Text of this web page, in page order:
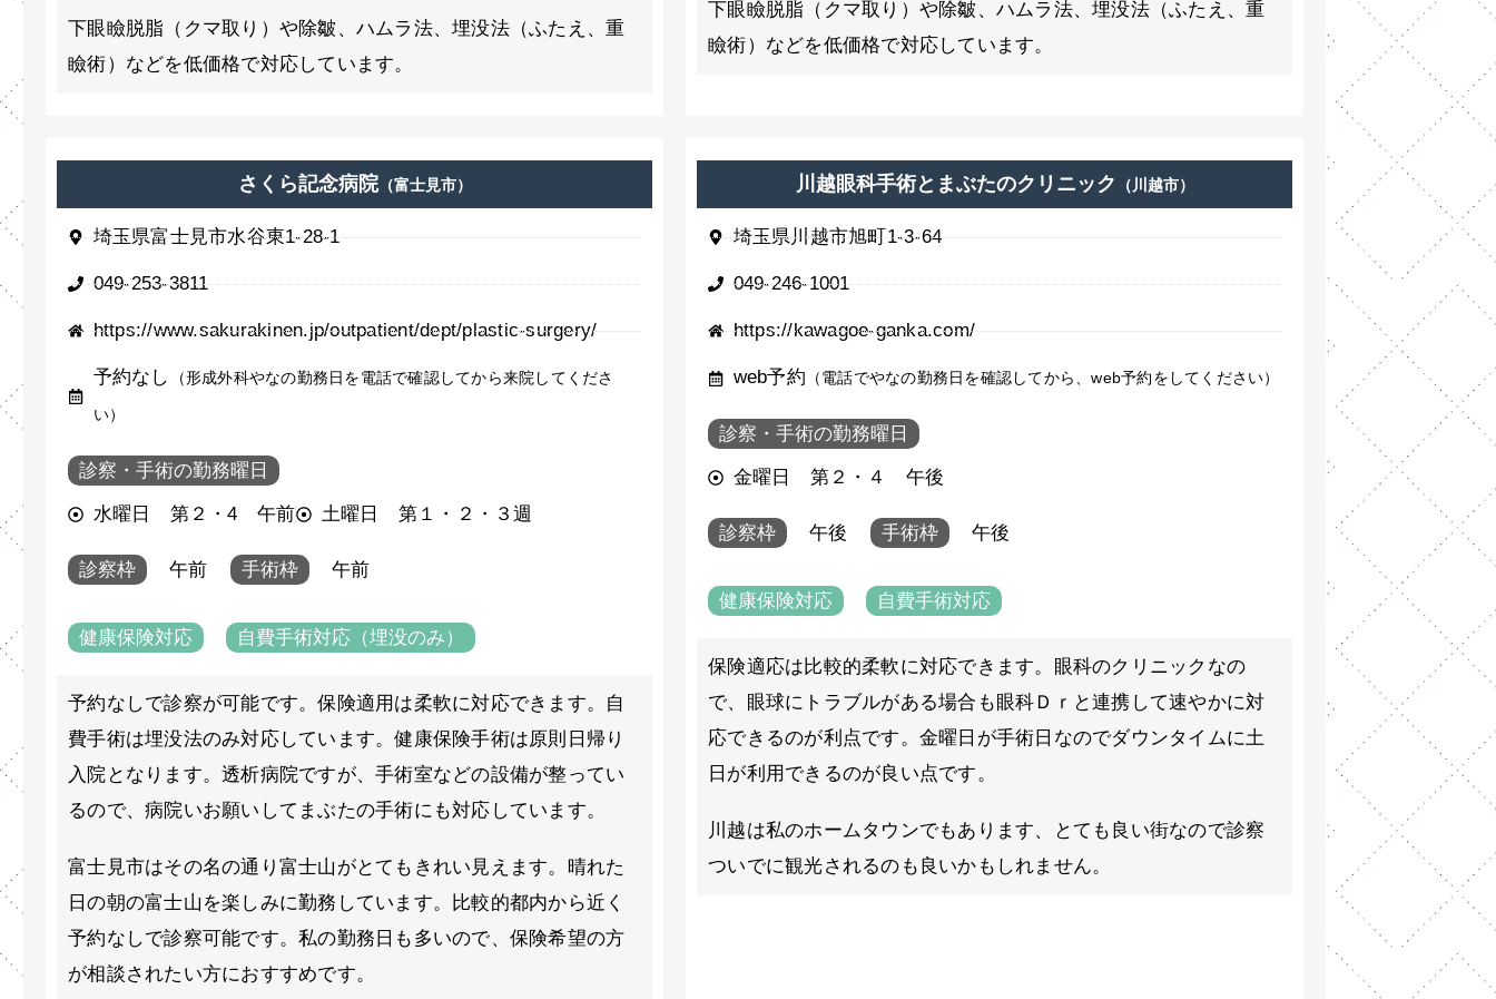
下眼瞼脱脂（クマ取り）や除皺、ハムラ法、埋没法（ふたえ、重
瞼術）などを低価格で対応しています。
下眼瞼脱脂（クマ取り）や除皺、ハムラ法、埋没法（ふたえ、重
瞼術）などを低価格で対応しています。
さくら記念病院（富士見市）
埼玉県富士見市水谷東1-28-1
049-253-3811
https://www.sakurakinen.jp/outpatient/dept/plastic-surgery/
予約なし （形成外科やなの勤務日を電話で確認してから来院してくださ
い）
診察・手術の勤務曜日
水曜日 第２・4 午前 土曜日 第１・２・３週
診察枠 午前 手術枠 午前
健康保険対応 自費手術対応（埋没のみ）
予約なしで診察が可能です。保険適用は柔軟に対応できます。自
費手術は埋没法のみ対応しています。健康保険手術は原則日帰り
入院となります。透析病院ですが、手術室などの設備が整ってい
るので、病院いお願いしてまぶたの手術にも対応しています。
富士見市はその名の通り富士山がとてもきれい見えます。晴れた
日の朝の富士山を楽しみに勤務しています。比較的都内から近く
予約なしで診察可能です。私の勤務日も多いので、保険希望の方
が相談されたい方におすすめです。
川越眼科手術とまぶたのクリニック （川越市）
埼玉県川越市旭町1-3-64
049-246-1001
https://kawagoe-ganka.com/
web予約 （電話でやなの勤務日を確認してから、web予約をしてください）
診察・手術の勤務曜日
金曜日 第２・４ 午後
診察枠 午後 手術枠 午後
健康保険対応 自費手術対応
保険適応は比較的柔軟に対応できます。眼科のクリニックなの
で、眼球にトラブルがある場合も眼科Ｄｒと連携して速やかに対
応できるのが利点です。金曜日が手術日なのでダウンタイムに土
日が利用できるのが良い点です。
川越は私のホームタウンでもあります、とても良い街なので診察
ついでに観光されるのも良いかもしれません。